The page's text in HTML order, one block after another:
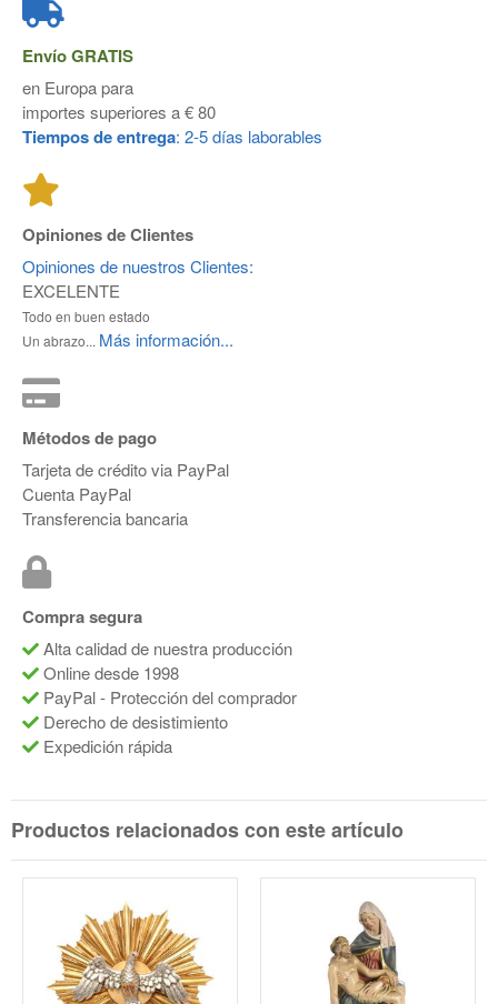
EnvíoGRATIS
en Europa para
importes superiores a € 80
Tiempos de entrega: 2-5 días laborables
Opiniones de Clientes
Opiniones de nuestros Clientes:
EXCELENTE
Todo en buen estado
Un abrazo... Más información...
Métodos de pago
Tarjeta de crédito via PayPal
Cuenta PayPal
Transferencia bancaria
Compra segura
Alta calidad de nuestra producción
Online desde 1998
PayPal - Protección del comprador
Derecho de desistimiento
Expedición rápida
Productos relacionados con este artículo